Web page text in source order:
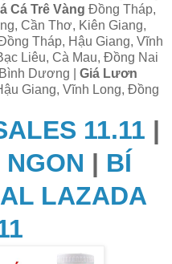
Cá Trê Vàng Đồng Tháp,
Cần Thơ, Kiên Giang,
Tháp, Hậu Giang, Vĩnh
Liêu, Cà Mau, Đồng Nai
Dương | Giá Lươn
Giang, Vĩnh Long, Đồng
11.11 |
| BÍ
LAZADA